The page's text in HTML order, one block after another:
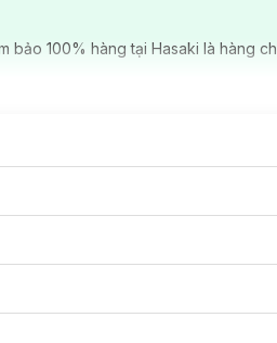
bảo 100% hàng tại Hasaki là hàng